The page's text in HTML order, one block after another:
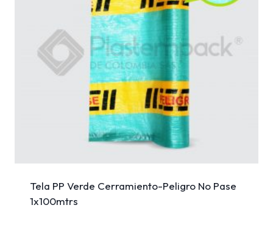
Tela PP Verde Cerramiento-Peligro No Pase
1x100mtrs